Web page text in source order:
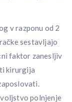
v razponu od 2
sestavljajo
faktor zanesljiv
kirurgija
polnjenje